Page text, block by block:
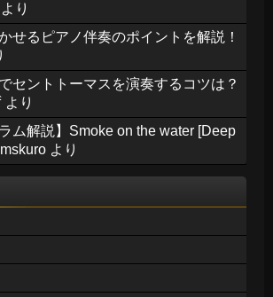
より
せるピアノ伴奏のポイントを解説！
セントトーマスを演奏するコツは？
より
ム解説】Smoke on the water [Deep
より